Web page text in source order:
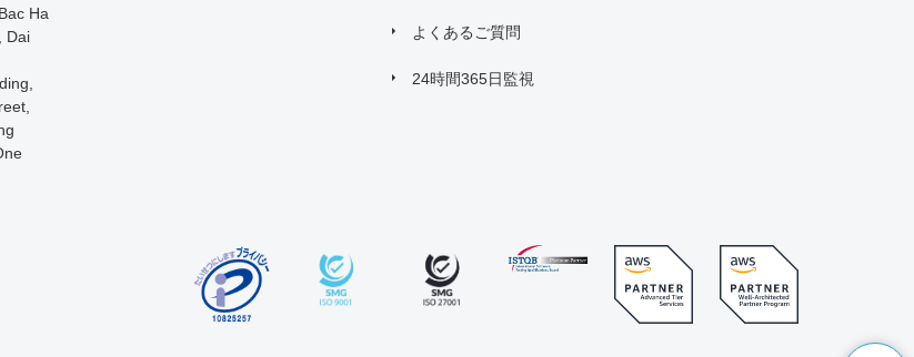
Ha
Dai
よくあるご質問
24時間365日監視